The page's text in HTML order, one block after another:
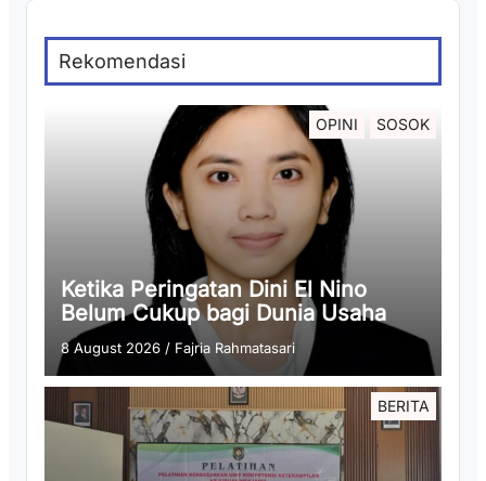
Rekomendasi
OPINI SOSOK
Ketika Peringatan Dini El Nino
Belum Cukup bagi Dunia Usaha
8 August 2026 / Fajria Rahmatasari
BERITA